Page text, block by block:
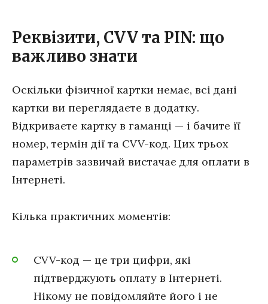
Реквізити, CVV та PIN: що
важливо знати
Оскільки фізичної картки немає, всі дані
картки ви переглядаєте в додатку.
Відкриваєте картку в гаманці — і бачите її
номер, термін дії та CVV-код. Цих трьох
параметрів зазвичай вистачає для оплати в
Інтернеті.
Кілька практичних моментів:
CVV-код — це три цифри, які
підтверджують оплату в Інтернеті.
Нікому не повідомляйте його і не